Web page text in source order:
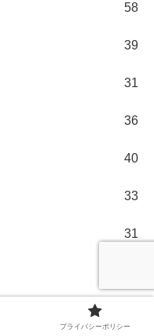
58
39
31
36
40
33
31
プライバシーポリシー